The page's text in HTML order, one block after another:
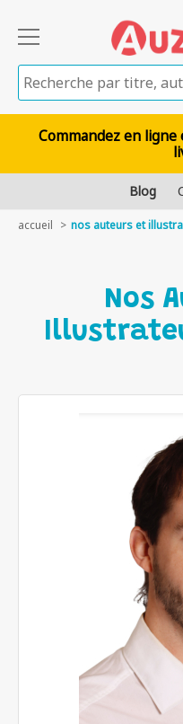
Commandez en
Blog
accueil nos auteurs et
Nos